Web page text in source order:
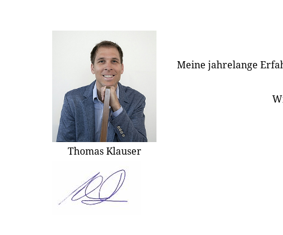
Thomas Klauser
Meine jahrelange